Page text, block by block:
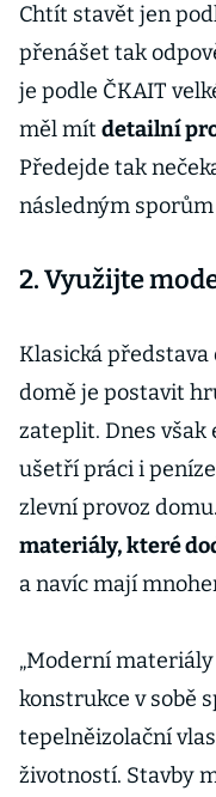
Chtít stavět jen
přenášet tak
je podle ČKAIT
měl mít detailní
Předejde tak
následným
2. Využijte
Klasická
domě je postavit
zateplit. Dnes
ušetří práci i
zlevní provoz
materiály, které
a navíc mají
„Moderní
konstrukce v sobě
tepelněizolační
životností. Stavby